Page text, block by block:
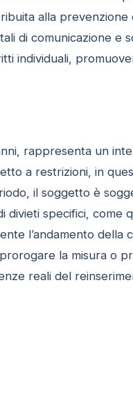
alla
di comunicazione e
individuali,
rappresenta un
a restrizioni, in
il soggetto è
specifici, come
l’andamento della
la misura o
reali del